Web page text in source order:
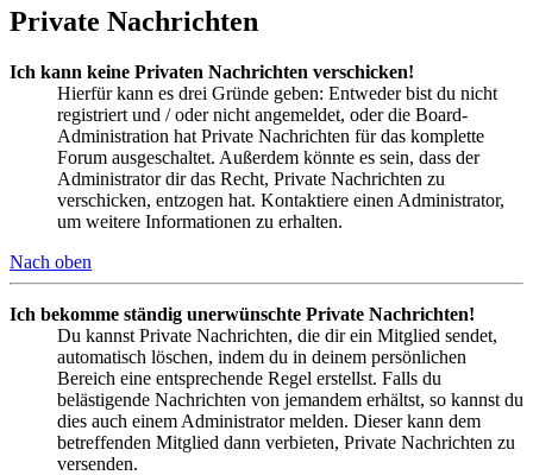
Private Nachrichten
Ich kann keine Privaten Nachrichten verschicken!
Hierfür kann es drei Gründe geben: Entweder bist du nicht
registriert und / oder nicht angemeldet, oder die Board-
Administration hat Private Nachrichten für das komplette
Forum ausgeschaltet. Außerdem könnte es sein, dass der
Administrator dir das Recht, Private Nachrichten zu
verschicken, entzogen hat. Kontaktiere einen Administrator,
um weitere Informationen zu erhalten.
Nach oben
Ich bekomme ständig unerwünschte Private Nachrichten!
Du kannst Private Nachrichten, die dir ein Mitglied sendet,
automatisch löschen, indem du in deinem persönlichen
Bereich eine entsprechende Regel erstellst. Falls du
belästigende Nachrichten von jemandem erhältst, so kannst du
dies auch einem Administrator melden. Dieser kann dem
betreffenden Mitglied dann verbieten, Private Nachrichten zu
versenden.